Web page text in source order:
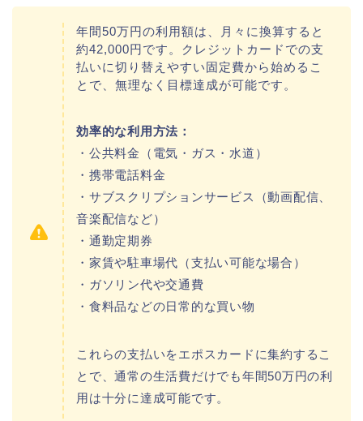
年間50万円の利用額は、月々に換算すると
約42,000円です。クレジットカードでの支
払いに切り替えやすい固定費から始めるこ
とで、無理なく目標達成が可能です。
効率的な利用方法：
・公共料金（電気・ガス・水道）
・携帯電話料金
・サブスクリプションサービス（動画配信、
音楽配信など）
・通勤定期券
・家賃や駐車場代（支払い可能な場合）
・ガソリン代や交通費
・食料品などの日常的な買い物
これらの支払いをエポスカードに集約するこ
とで、通常の生活費だけでも年間50万円の利
用は十分に達成可能です。